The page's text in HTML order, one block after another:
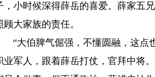
，小时候深得薛岳的喜爱。薛家五
顾大家族的责任。
“大伯脾气倔强，不懂圆融，这点
业军人，跟着薛岳打仗，官拜中将